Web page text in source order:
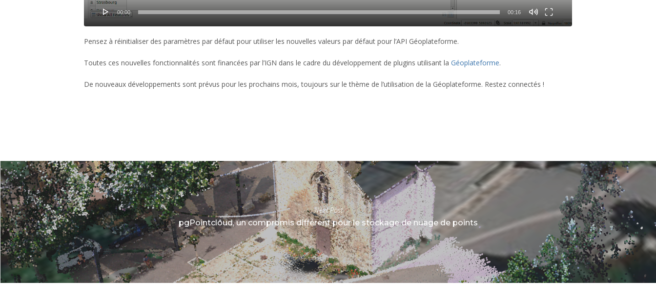
00:00 00:16
Pensez à réinitialiser des paramètres par défaut pour utiliser les nouvelles valeurs par défaut pour l’API Géoplateforme.
Toutes ces nouvelles fonctionnalités sont financées par l’IGN dans le cadre du développement de plugins utilisant la Géoplateforme.
De nouveaux développements sont prévus pour les prochains mois, toujours sur le thème de l’utilisation de la Géoplateforme. Restez connectés !
Next Post
pgPointcloud, un compromis différent pour le stockage de nuage de points